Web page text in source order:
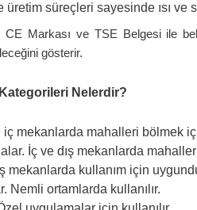
üretim süreçleri sayesinde ısı ve
Markası ve TSE Belgesi ile
gösterir.
Nelerdir?
mekanlarda mahalleri bölmek
İç ve dış mekanlarda
mekanlarda kullanım için
ortamlarda kullanılır.